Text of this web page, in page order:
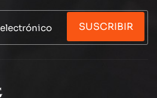
SUSCRIBIR